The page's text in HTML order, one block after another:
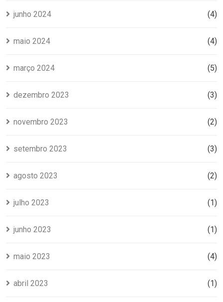
junho 2024 (4)
maio 2024 (4)
março 2024 (5)
dezembro 2023 (3)
novembro 2023 (2)
setembro 2023 (3)
agosto 2023 (2)
julho 2023 (1)
junho 2023 (1)
maio 2023 (4)
abril 2023 (1)